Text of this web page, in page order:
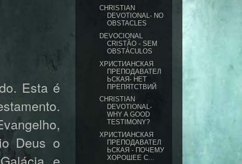
Esta é
Deus o
CHRISTIAN
DEVOTIONAL- NO
OBSTACLES
DEVOCIONAL
CRISTÃO - SEM
OBSTÁCULOS
ХРИСТИАНСКАЯ
ПРЕПОДАВАТЕЛ
ЬСКАЯ- НЕТ
ПРЕПЯТСТВИЙ
CHRISTIAN
DEVOTIONAL-
WHY A GOOD
TESTIMONY?
ХРИСТИАНСКАЯ
ПРЕПОДАВАТЕЛ
ЬСКАЯ - ПОЧЕМУ
ХОРОШЕЕ С...